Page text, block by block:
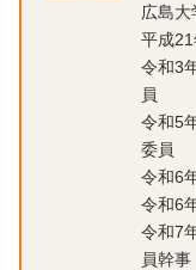
広島大
平成
令和3
員
令和5
委員
令和6
令和6
令和7
員幹事